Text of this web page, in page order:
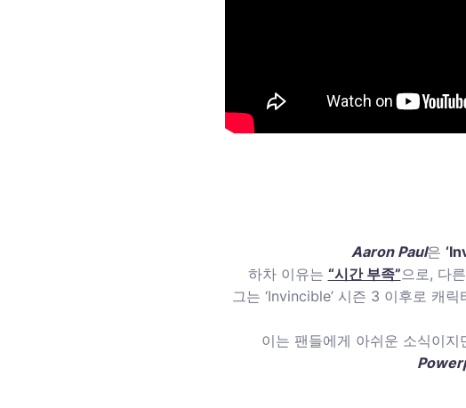
Aaron Paul은
하차 이유는 “시간 부족”으로, 다
그는 ‘Invincible’ 시즌 3 이후로 캐
이는 팬들에게 아쉬운 소식이지